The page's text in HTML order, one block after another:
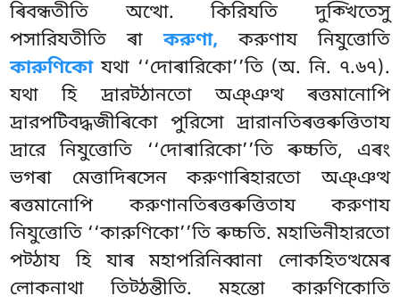
ৰিবন্ধতীতি অত্থো. কিরিযতি দুক্খিতেসু
পসারিযতীতি ৰাকরুণা, করুণায নিযুত্তোতি
কারুণিকোযথা ‘‘দোৰারিকো’’তি (অ. নি. ৭.৬৭).
যথা হি দ্ৰারট্ঠানতো অঞ্ঞত্থ ৰত্তমানোপি
দ্ৰারপটিবদ্ধজীৰিকো পুরিসো দ্ৰারানতিৰত্তৰুত্তিতায
দ্ৰারে নিযুত্তোতি ‘‘দোৰারিকো’’তি ৰুচ্চতি, এৰং
ভগৰা মেত্তাদিৰসেন করুণাৰিহারতো অঞ্ঞত্থ
ৰত্তমানোপি করুণানতিৰত্তৰুত্তিতায করুণায
নিযুত্তোতি ‘‘কারুণিকো’’তি ৰুচ্চতি. মহাভিনীহারতো
পট্ঠায হি যাৰ মহাপরিনিব্বানা লোকহিতত্থমেৰ
লোকনাথা তিট্ঠন্তীতি. মহন্তো কারুণিকোতি